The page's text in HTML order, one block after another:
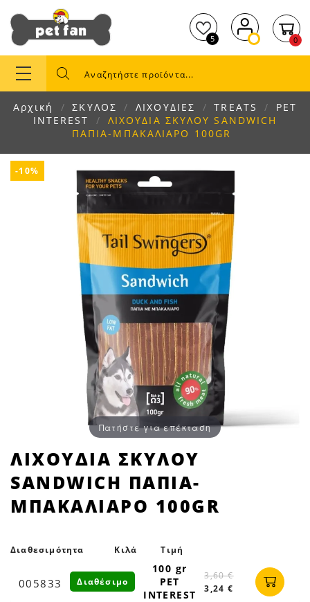
5 0
Αρχική ΣΚΥΛΟΣ ΛΙΧΟΥΔΙΕΣ TREATS
PET
INTEREST
ΛΙΧΟΥΔΙΑ ΣΚΥΛΟΥ SANDWICH
ΠΑΠΙΑ-ΜΠΑΚΑΛΙΑΡΟ 100GR
-10%
Πατήστε για επέκταση
ΛΙΧΟΥΔΙΑ
ΣΚΥΛΟΥ
SANDWICH
ΠΑΠΙΑ-
|
ΛΙΧΟΥΔΙΑ ΣΚΥΛΟΥ
SANDWICH ΠΑΠΙΑ-
ΜΠΑΚΑΛΙΑΡΟ 100GR
Διαθεσιμότητα Κιλά Τιμή
005833
100 gr
PET
INTEREST
3,60 €
3,24 €
Διαθέσιμο